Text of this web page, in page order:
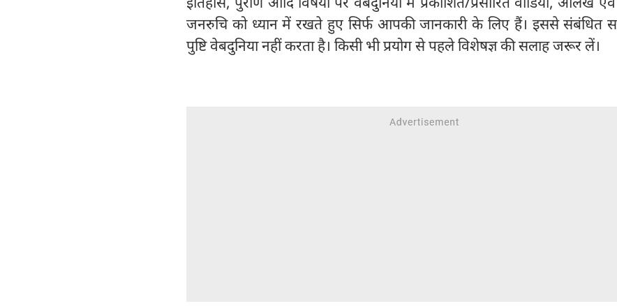
जनरुचि को ध्यान में रखते हुए सिर्फ आपकी जानकारी के लिए हैं। इससे संबंधित
पुष्टि वेबदुनिया नहीं करता है। किसी भी प्रयोग से पहले विशेषज्ञ की सलाह जरूर लें।